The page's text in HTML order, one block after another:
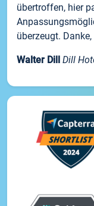
übertroffen, hier
überzeugt. Danke,
Walter Dill Dill